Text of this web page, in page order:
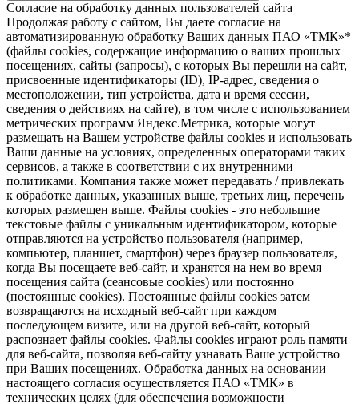
Согласие на обработку данных пользователей сайта
Продолжая работу с сайтом, Вы даете согласие на
автоматизированную обработку Ваших данных ПАО «ТМК»*
(файлы cookies, содержащие информацию о ваших прошлых
посещениях, сайты (запросы), с которых Вы перешли на сайт,
присвоенные идентификаторы (ID), IP-адрес, сведения о
местоположении, тип устройства, дата и время сессии,
сведения о действиях на сайте), в том числе с использованием
метрических программ Яндекс.Метрика, которые могут
размещать на Вашем устройстве файлы cookies и использовать
Ваши данные на условиях, определенных операторами таких
сервисов, а также в соответствии с их внутренними
политиками. Компания также может передавать / привлекать
к обработке данных, указанных выше, третьих лиц, перечень
которых размещен выше. Файлы cookies - это небольшие
текстовые файлы с уникальным идентификатором, которые
отправляются на устройство пользователя (например,
компьютер, планшет, смартфон) через браузер пользователя,
когда Вы посещаете веб-сайт, и хранятся на нем во время
посещения сайта (сеансовые cookies) или постоянно
(постоянные cookies). Постоянные файлы cookies затем
возвращаются на исходный веб-сайт при каждом
последующем визите, или на другой веб-сайт, который
распознает файлы cookies. Файлы cookies играют роль памяти
для веб-сайта, позволяя веб-сайту узнавать Ваше устройство
при Ваших посещениях. Обработка данных на основании
настоящего согласия осуществляется ПАО «ТМК» в
технических целях (для обеспечения возможности